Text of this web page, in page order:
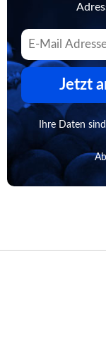
Jetzt
Ihre Daten